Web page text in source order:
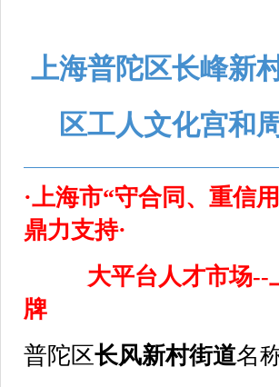
上海普陀区长峰新
区工人文化宫和
·上海市“守合同、重信
鼎力支持·
大平台人才市场--
牌
普陀区长风新村街道名